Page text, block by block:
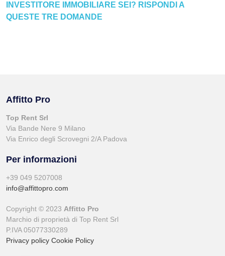
INVESTITORE IMMOBILIARE SEI? RISPONDI A
QUESTE TRE DOMANDE
Affitto Pro
Top Rent Srl
Via Bande Nere 9 Milano
Via Enrico degli Scrovegni 2/A Padova
Per informazioni
+39 049 5207008
info@affittopro.com
Copyright © 2023 Affitto Pro
Marchio di proprietà di Top Rent Srl
P.IVA 05077330289
Privacy policy Cookie Policy